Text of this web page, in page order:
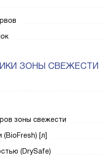
ЗОНЫ СВЕЖЕСТИ
зоны свежести
[л]
(DrySafe)